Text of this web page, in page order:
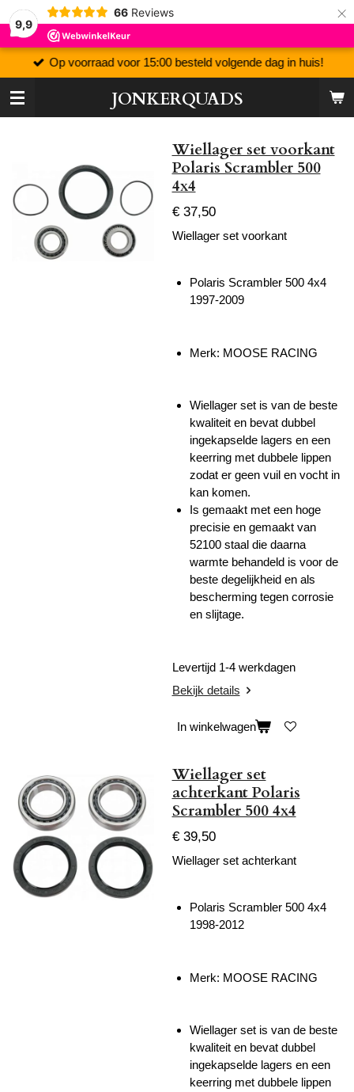
9,9
66 Reviews ×
JONKERQUADS
Op voorraad voor 15:00 besteld volgende dag in huis!
Wiellager set voorkant
Polaris Scrambler 500
4x4
€ 37,50
Wiellager set voorkant
Polaris Scrambler 500 4x4
1997-2009
Merk: MOOSE RACING
Wiellager set is van de beste
kwaliteit en bevat dubbel
ingekapselde lagers en een
keerring met dubbele lippen
zodat er geen vuil en vocht in
kan komen.
Is gemaakt met een hoge
precisie en gemaakt van
52100 staal die daarna
warmte behandeld is voor de
beste degelijkheid en als
bescherming tegen corrosie
en slijtage.
Levertijd 1-4 werkdagen
Bekijk details
In winkelwagen
Wiellager set
achterkant Polaris
Scrambler 500 4x4
€ 39,50
Wiellager set achterkant
Polaris Scrambler 500 4x4
1998-2012
Merk: MOOSE RACING
Wiellager set is van de beste
kwaliteit en bevat dubbel
ingekapselde lagers en een
keerring met dubbele lippen